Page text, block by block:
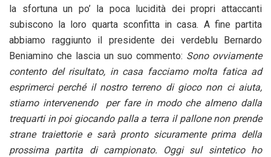
la sfortuna un po’ la poca lucidità dei propri attaccanti
subiscono la loro quarta sconfitta in casa. A fine partita
abbiamo raggiunto il presidente dei verdeblu Bernardo
Beniamino che lascia un suo commento: Sono ovviamente
contento del risultato, in casa facciamo molta fatica ad
esprimerci perché il nostro terreno di gioco non ci aiuta,
stiamo intervenendo per fare in modo che almeno dalla
trequarti in poi giocando palla a terra il pallone non prende
strane traiettorie e sarà pronto sicuramente prima della
prossima partita di campionato. Oggi sul sintetico ho